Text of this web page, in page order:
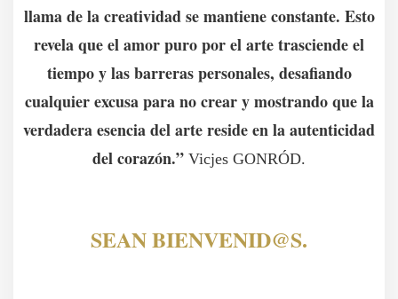
llama de la creatividad se mantiene constante. Esto
revela que el amor puro por el arte trasciende el
tiempo y las barreras personales, desafiando
cualquier excusa para no crear y mostrando que la
verdadera esencia del arte reside en la autenticidad
del corazón.” Vicjes GONRÓD.
SEAN BIENVENID@S.